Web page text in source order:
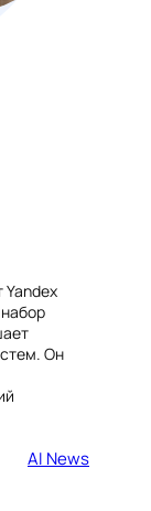
Yandex
Он
AI News